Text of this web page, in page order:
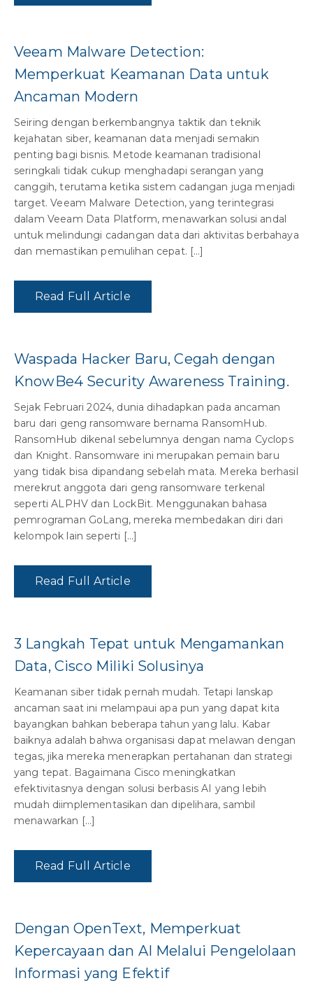
Veeam Malware Detection:
Memperkuat Keamanan Data untuk
Ancaman Modern
Seiring dengan berkembangnya taktik dan teknik
kejahatan siber, keamanan data menjadi semakin
penting bagi bisnis. Metode keamanan tradisional
seringkali tidak cukup menghadapi serangan yang
canggih, terutama ketika sistem cadangan juga menjadi
target. Veeam Malware Detection, yang terintegrasi
dalam Veeam Data Platform, menawarkan solusi andal
untuk melindungi cadangan data dari aktivitas berbahaya
dan memastikan pemulihan cepat. […]
Read Full Article
Waspada Hacker Baru, Cegah dengan
KnowBe4 Security Awareness Training.
Sejak Februari 2024, dunia dihadapkan pada ancaman
baru dari geng ransomware bernama RansomHub.
RansomHub dikenal sebelumnya dengan nama Cyclops
dan Knight. Ransomware ini merupakan pemain baru
yang tidak bisa dipandang sebelah mata. Mereka berhasil
merekrut anggota dari geng ransomware terkenal
seperti ALPHV dan LockBit. Menggunakan bahasa
pemrograman GoLang, mereka membedakan diri dari
kelompok lain seperti […]
Read Full Article
3 Langkah Tepat untuk Mengamankan
Data, Cisco Miliki Solusinya
Keamanan siber tidak pernah mudah. Tetapi lanskap
ancaman saat ini melampaui apa pun yang dapat kita
bayangkan bahkan beberapa tahun yang lalu. Kabar
baiknya adalah bahwa organisasi dapat melawan dengan
tegas, jika mereka menerapkan pertahanan dan strategi
yang tepat. Bagaimana Cisco meningkatkan
efektivitasnya dengan solusi berbasis AI yang lebih
mudah diimplementasikan dan dipelihara, sambil
menawarkan […]
Read Full Article
Dengan OpenText, Memperkuat
Kepercayaan dan AI Melalui Pengelolaan
Informasi yang Efektif